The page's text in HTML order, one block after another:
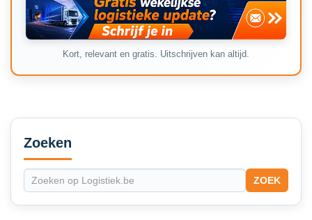
Kort, relevant en gratis. Uitschrijven kan altijd.
Secondary
Sidebar
Zoeken
ZOEK